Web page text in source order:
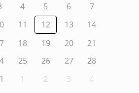
4 5 6
7
11 12 13
14
18 19 20
21
25 26 27
28
1 2 3 4